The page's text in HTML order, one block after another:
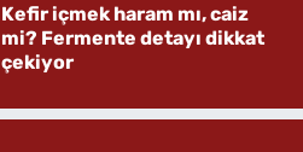
Kefir içmek haram mı, caiz
mi? Fermente detayı dikkat
çekiyor